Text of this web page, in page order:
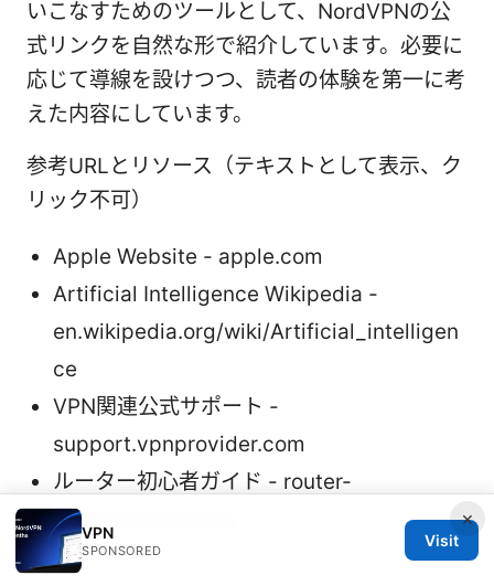
いこなすためのツールとして、NordVPNの公
式リンクを自然な形で紹介しています。必要に
応じて導線を設けつつ、読者の体験を第一に考
えた内容にしています。
参考URLとリソース（テキストとして表示、ク
リック不可）
Apple Website - apple.com
Artificial Intelligence Wikipedia -
en.wikipedia.org/wiki/Artificial_intelligen
ce
VPN関連公式サポート -
support.vpnprovider.com
ルーター初心者ガイド - router-
guide.example.org
セキュリティニュース -
×
VPN
SPONSORED
Visit